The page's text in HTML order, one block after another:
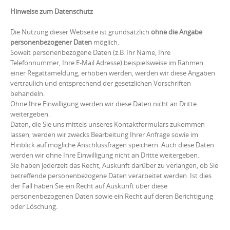
Hinweise zum Datenschutz
Die Nutzung dieser Webseite ist grundsätzlich ohne die Angabe
personenbezogener Daten möglich.
Soweit personenbezogene Daten (z.B. Ihr Name, Ihre
Telefonnummer, Ihre E-Mail Adresse) beispielsweise im Rahmen
einer Regattameldung, erhoben werden, werden wir diese Angaben
vertraulich und entsprechend der gesetzlichen Vorschriften
behandeln.
Ohne Ihre Einwilligung werden wir diese Daten nicht an Dritte
weitergeben.
Daten, die Sie uns mittels unseres Kontaktformulars zukommen
lassen, werden wir zwecks Bearbeitung Ihrer Anfrage sowie im
Hinblick auf mögliche Anschlussfragen speichern. Auch diese Daten
werden wir ohne Ihre Einwilligung nicht an Dritte weitergeben.
Sie haben jederzeit das Recht, Auskunft darüber zu verlangen, ob Sie
betreffende personenbezogene Daten verarbeitet werden. Ist dies
der Fall haben Sie ein Recht auf Auskunft über diese
personenbezogenen Daten sowie ein Recht auf deren Berichtigung
oder Löschung.